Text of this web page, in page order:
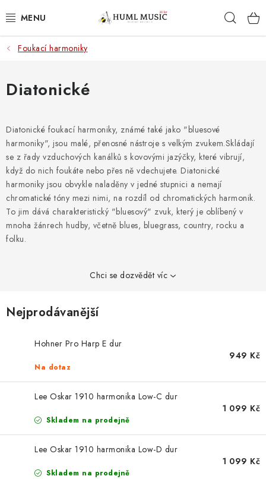
na
KYTARY
UKULELE
KLÁVESY
BICÍ
KYTAROVÉ PŘÍSLUŠENSTVÍ
OBCHODNÍ PODMÍNKY
ODSTOUPENÍ OD SMLOUVY
ZÁSADY ZPRACOVÁNÍ OSOBNÍCH ÚDAJŮ
Foukací harmoniky
Diatonické
Diatonické foukací harmoniky, známé také jako "bluesové
harmoniky", jsou malé, přenosné nástroje s velkým zvukem.Skládají
se z řady vzduchových kanálků s kovovými jazýčky, které vibrují,
když do nich foukáte nebo přes ně vdechujete. Diatonické
harmoniky jsou obvykle naladěny v jedné stupnici a nemají
chromatické tóny mezi nimi, na rozdíl od chromatických harmonik.
To jim dává charakteristický "bluesový" zvuk, který je oblíbený v
mnoha žánrech hudby, včetně blues, bluegrass, country, rocku a
folku.
Chci se dozvědět víc
Nejprodávanější
Hohner Pro Harp E dur
Na dotaz
949 Kč
Lee Oskar 1910 harmonika Low-C dur
Skladem na prodejně
1 099 Kč
Lee Oskar 1910 harmonika Low-D dur
Skladem na prodejně
1 099 Kč